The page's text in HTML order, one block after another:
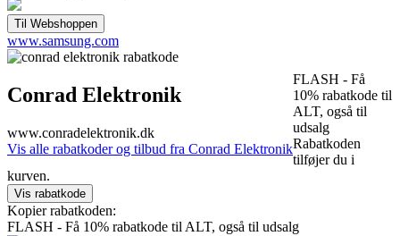
www.samsung.com
Conrad Elektronik
www.conradelektronik.dk
Vis alle rabatkoder og tilbud fra Conrad Elektronik
FLASH - Få
10% rabatkode til
ALT, også til
udsalg
Rabatkoden
tilføjer du i
kurven.
Kopier rabatkoden:
FLASH - Få 10% rabatkode til ALT, også til udsalg